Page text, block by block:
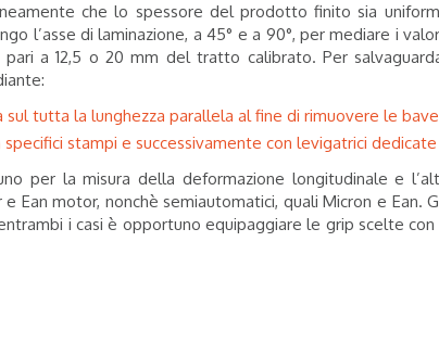
che lo spessore del prodotto finito sia
l’asse di laminazione, a 45° e a 90°, per mediare i
pari a 12,5 o 20 mm del tratto calibrato. Per
sul tutta la lunghezza parallela al fine di rimuovere le
stampi e successivamente con levigatrici
per la misura della deformazione longitudinale e
Ean motor, nonchè semiautomatici, quali Micron e Ean.
i casi è opportuno equipaggiare le grip scelte